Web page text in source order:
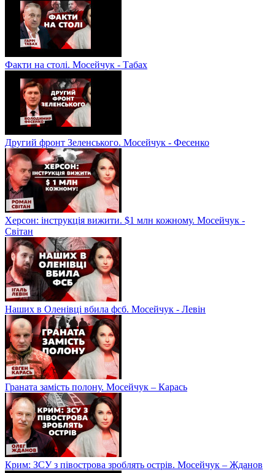
Факти на столі. Мосейчук - Табах
Другий фронт Зеленського. Мосейчук - Фесенко
Херсон: інструкція вижити. $1 млн кожному. Мосейчук -
Світан
Наших в Оленівці вбила фсб. Мосейчук - Левін
Граната замість полону. Мосейчук – Карась
Крим: ЗСУ з півострова зроблять острів. Мосейчук – Жданов